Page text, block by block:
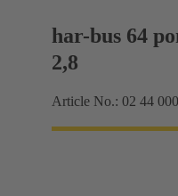
har-bus 64
2,8
Article No.: 02 44